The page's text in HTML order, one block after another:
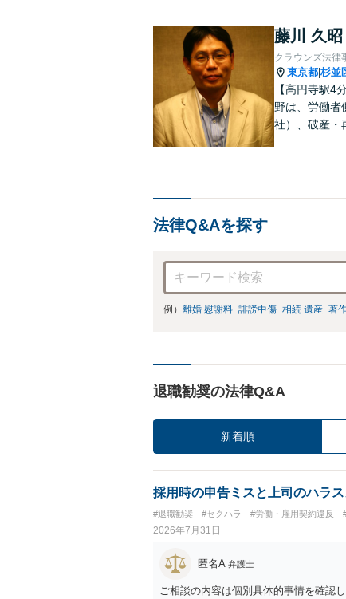
藤川 久昭
クラウンズ法律
東京都 杉並
【高円寺駅4
野は、労働者
社）、破産・
法律Q&Aを探す
例） 離婚 慰謝料 誹謗中傷 相続 遺産 著
退職勧奨の法律Q&A
新着順
採用時の申告ミスと上司のハラ
#退職勧奨 #セクハラ #労働・雇用契約違反
2026年7月31日
匿名A 弁護士
ご相談の内容は個別具体的事情を確認